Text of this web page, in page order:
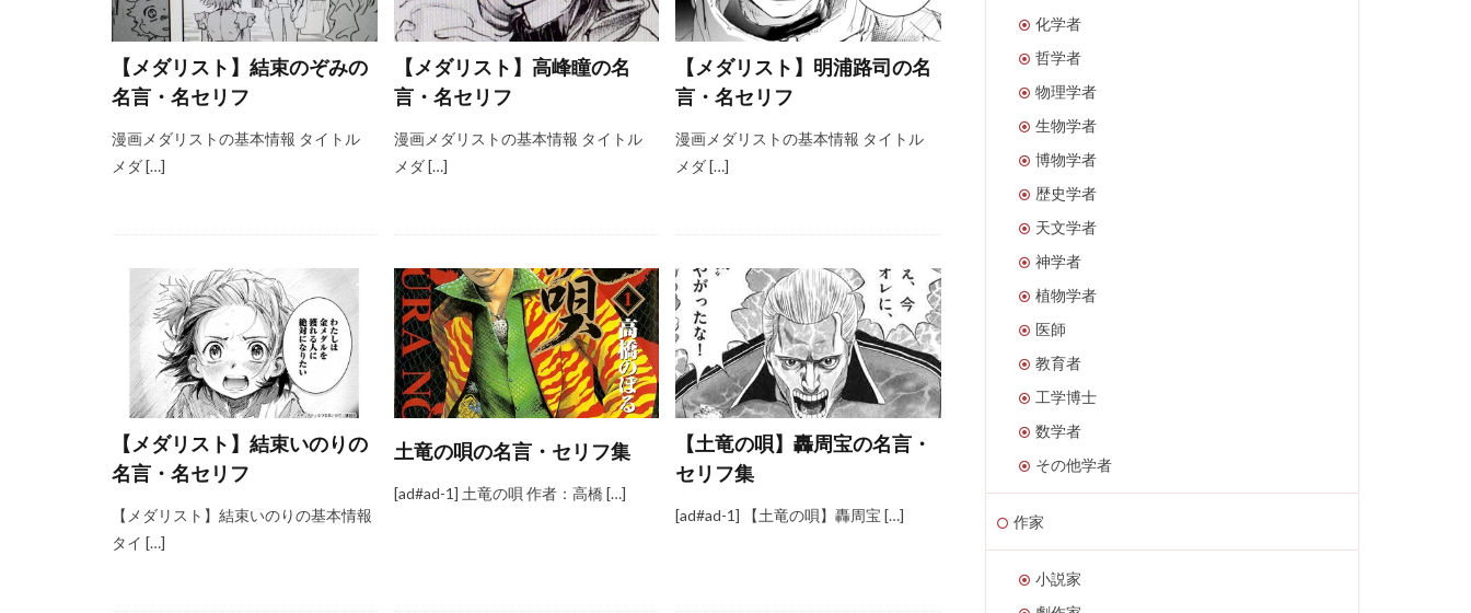
【メダリスト】結束のぞみの
名言・名セリフ
漫画メダリストの基本情報 タイトル
メダ […]
【メダリスト】高峰瞳の名
言・名セリフ
漫画メダリストの基本情報 タイトル
メダ […]
【メダリスト】明浦路司の名
言・名セリフ
漫画メダリストの基本情報 タイトル
メダ […]
【メダリスト】結束いのりの
名言・名セリフ
【メダリスト】結束いのりの基本情報
タイ […]
土竜の唄の名言・セリフ集
[ad#ad-1] 土竜の唄 作者：高橋 […]
【土竜の唄】轟周宝の名言・
セリフ集
[ad#ad-1] 【土竜の唄】轟周宝 […]
化学者
哲学者
物理学者
生物学者
博物学者
歴史学者
天文学者
神学者
植物学者
医師
教育者
工学博士
数学者
その他学者
作家
小説家